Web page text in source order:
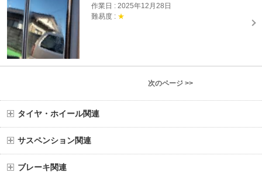
作業日 : 2025年12月28日
難易度 : ★
次のページ >>
タイヤ・ホイール関連
サスペンション関連
ブレーキ関連